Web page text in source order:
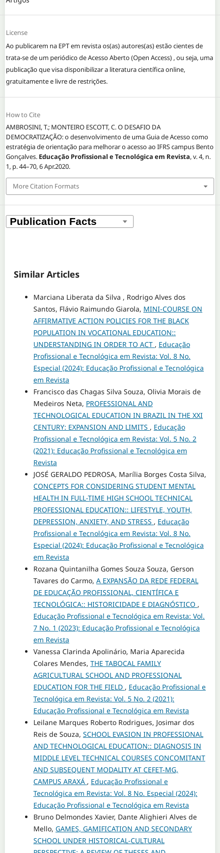
License
Ao publicarem na EPT em revista os(as) autores(as) estão cientes de
trata-se de um periódico de Acesso Aberto (Open Access) , ou seja, uma
publicação que visa disponibilizar a literatura científica online,
gratuitamente e livre de restrições.
How to Cite
AMBROSINI, T.; MONTEIRO ESCOTT, C. O DESAFIO DA
DEMOCRATIZAÇÃO: o desenvolvimento de uma Guia de Acesso como
estratégia de orientação para melhorar o acesso ao IFRS campus Bento
Gonçalves. Educação Profissional e Tecnológica em Revista, v. 4, n.
1, p. 44–70, 6 Apr.2020.
More Citation Formats
Similar Articles
Marciana Liberata da Silva , Rodrigo Alves dos
Santos, Flávio Raimundo Giarola, MINI-COURSE ON
AFFIRMATIVE ACTION POLICIES FOR THE BLACK
POPULATION IN VOCATIONAL EDUCATION::
UNDERSTANDING IN ORDER TO ACT , Educação
Profissional e Tecnológica em Revista: Vol. 8 No.
Especial (2024): Educação Profissional e Tecnológica
em Revista
Francisco das Chagas Silva Souza, Olivia Morais de
Medeiros Neta, PROFESSIONAL AND
TECHNOLOGICAL EDUCATION IN BRAZIL IN THE XXI
CENTURY: EXPANSION AND LIMITS , Educação
Profissional e Tecnológica em Revista: Vol. 5 No. 2
(2021): Educação Profissional e Tecnológica em
Revista
JOSÉ GERALDO PEDROSA, Marília Borges Costa Silva,
CONCEPTS FOR CONSIDERING STUDENT MENTAL
HEALTH IN FULL-TIME HIGH SCHOOL TECHNICAL
PROFESSIONAL EDUCATION:: LIFESTYLE, YOUTH,
DEPRESSION, ANXIETY, AND STRESS , Educação
Profissional e Tecnológica em Revista: Vol. 8 No.
Especial (2024): Educação Profissional e Tecnológica
em Revista
Rozana Quintanilha Gomes Souza Souza, Gerson
Tavares do Carmo, A EXPANSÃO DA REDE FEDERAL
DE EDUCAÇÃO PROFISSIONAL, CIENTÍFICA E
TECNOLÓGICA:: HISTORICIDADE E DIAGNÓSTICO ,
Educação Profissional e Tecnológica em Revista: Vol.
7 No. 1 (2023): Educação Profissional e Tecnológica
em Revista
Vanessa Clarinda Apolinário, Maria Aparecida
Colares Mendes, THE TABOCAL FAMILY
AGRICULTURAL SCHOOL AND PROFESSIONAL
EDUCATION FOR THE FIELD , Educação Profissional e
Tecnológica em Revista: Vol. 5 No. 2 (2021):
Educação Profissional e Tecnológica em Revista
Leilane Marques Roberto Rodrigues, Josimar dos
Reis de Souza, SCHOOL EVASION IN PROFESSIONAL
AND TECHNOLOGICAL EDUCATION:: DIAGNOSIS IN
MIDDLE LEVEL TECHNICAL COURSES CONCOMITANT
AND SUBSEQUENT MODALITY AT CEFET-MG,
CAMPUS ARAXÁ , Educação Profissional e
Tecnológica em Revista: Vol. 8 No. Especial (2024):
Educação Profissional e Tecnológica em Revista
Bruno Delmondes Xavier, Dante Alighieri Alves de
Mello, GAMES, GAMIFICATION AND SECONDARY
SCHOOL UNDER HISTORICAL-CULTURAL